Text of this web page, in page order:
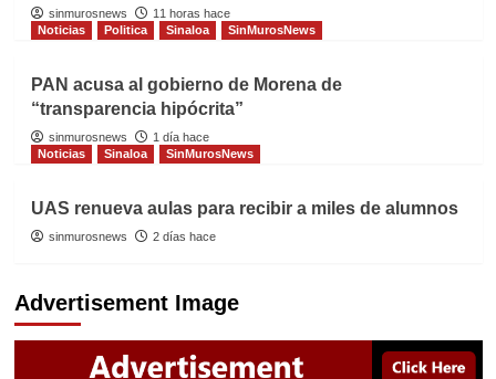
sinmurosnews
11 horas hace
Noticias
Politica Sinaloa SinMurosNews
PAN acusa al gobierno de Morena de
“transparencia hipócrita”
sinmurosnews
1 día hace
Noticias
Sinaloa SinMurosNews
UAS renueva aulas para recibir a miles de alumnos
sinmurosnews 2 días hace
Advertisement Image